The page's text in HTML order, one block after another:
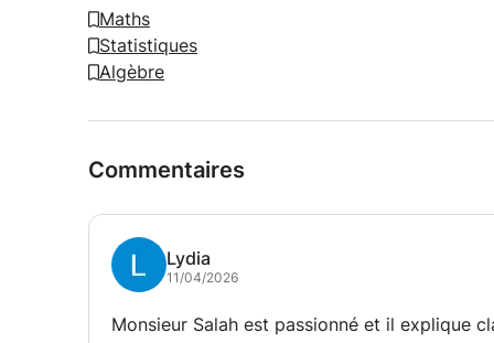
Maths
Statistiques
Algèbre
Commentaires
Lydia
11/04/2026
Monsieur Salah est passionné et il explique